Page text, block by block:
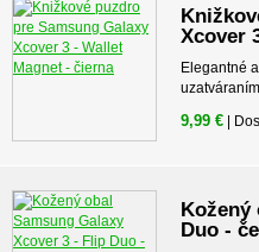
Xcover
Elegantné
9,99 € |
Kožený
Duo -